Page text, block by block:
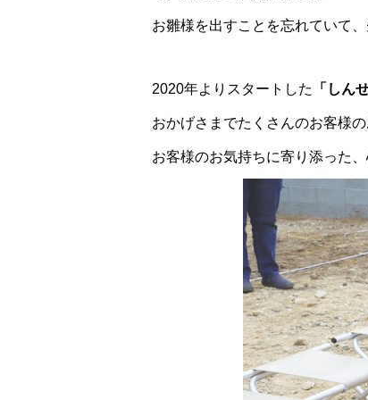
お雛様を出すことを忘れていて
2020年よりスタートした 「しん
おかげさまでたくさんのお客様
お客様のお気持ちに寄り添った